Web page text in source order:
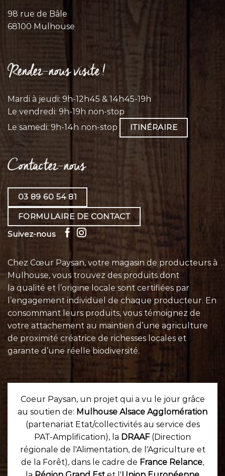
98 rue de Bâle
68100 Mulhouse
Rendez-nous visite !
Mardi à jeudi: 9h-12h45 & 14h45-19h
Le vendredi: 9h-19h non-stop
Le samedi: 9h-14h non-stop
ITINÉRAIRE
Contactez-nous
03 89 60 54 81
FORMULAIRE DE CONTACT
Suivez-nous
Chez Cœur Paysan, votre magasin de producteurs à
Mulhouse, vous trouvez des produits dont
la qualité et l’origine locale sont certifiées par
l’engagement individuel de chaqueproducteur. En
consommant leurs produits, vous témoignez de
votre attachement au maintien d’une agriculture
de proximité créatrice de richesses locales et
garante d’une réelle biodiversité.
Coeur Paysan, un projet qui a vu le jour grâce
au soutien de: Mulhouse Alsace Agglomération
(partenariat Etat/collectivités au service des
PAT-Amplification), la DRAAF (Direction
régionale de l'Alimentation, de l'Agriculture et
de la Forêt), dans le cadre de France Relance,